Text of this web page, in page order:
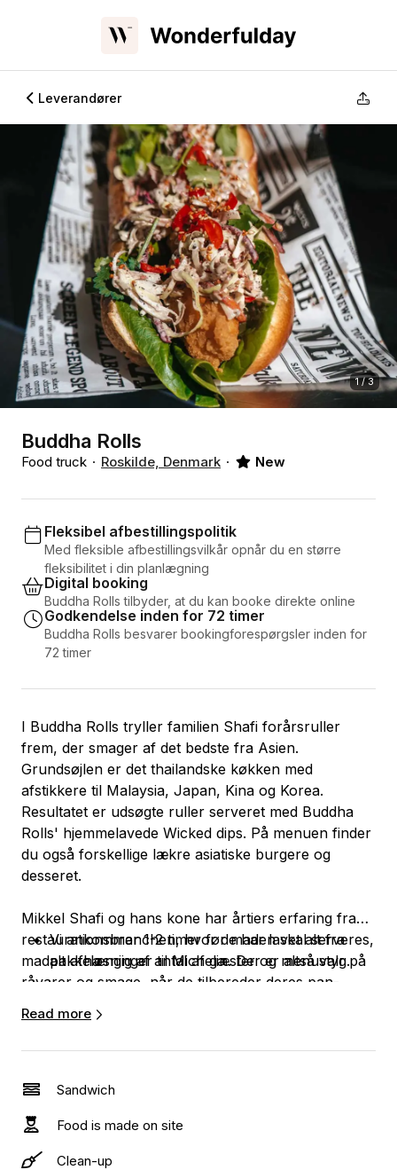
Leverandører
1 / 3
Buddha Rolls
Food truck Roskilde, Denmark New
Fleksibel afbestillingspolitik
Med fleksible afbestillingsvilkår opnår du en større
fleksibilitet i din planlægning
Digital booking
Buddha Rolls tilbyder, at du kan booke direkte online
Godkendelse inden for 72 timer
Buddha Rolls besvarer bookingforespørgsler inden for
72 timer
I Buddha Rolls tryller familien Shafi forårsruller
frem, der smager af det bedste fra Asien.
Grundsøjlen er det thailandske køkken med
afstikkere til Malaysia, Japan, Kina og Korea.
Resultatet er udsøgte ruller serveret med Buddha
Rolls' hjemmelavede Wicked dips. På menuen finder
du også forskellige lækre asiatiske burgere og
desseret.
Mikkel Shafi og hans kone har årtiers erfaring fra
restaurationsbranchen, hvor de har lavet alt fra
madpakkeløsninger til Michelin. Der er altså styr på
råvarer og smage, når de tilbereder deres pan-
Praktiske informationer:
Vi ankommer 1-2 timer før maden skal serveres,
alt afhængig af antal af gæster og menuvalg.
Vi har brug for adgang til strøm: 1*16 amp cee
Read more
Sandwich
Food is made on site
Clean-up